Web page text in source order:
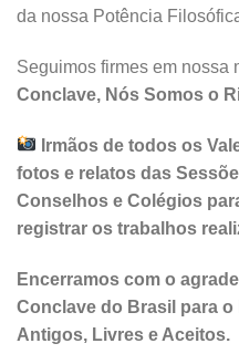
da nossa Potência
Seguimos firmes em nossa
Conclave, Nós Somos o
Irmãos de todos os
fotos e relatos das
Conselhos e Colégios
registrar os trabalhos
Encerramos com o
Conclave do Brasil para
Antigos, Livres e Aceitos.